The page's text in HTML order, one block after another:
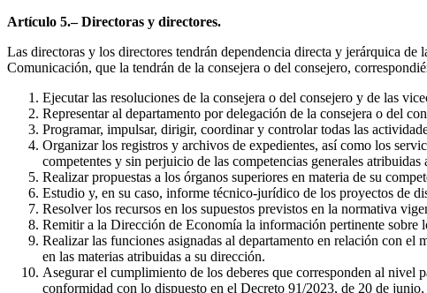
Artículo 5.– Directoras y directores.
Las directoras y los directores tendrán dependencia directa y jerárquica
Comunicación, que la tendrán de la consejera o del consejero,
Ejecutar las resoluciones de la consejera o del consejero y de las
Representar al departamento por delegación de la consejera o del
Programar, impulsar, dirigir, coordinar y controlar todas las
Organizar los registros y archivos de expedientes, así como los
competentes y sin perjuicio de las competencias generales
Realizar propuestas a los órganos superiores en materia de su
Estudio y, en su caso, informe técnico-jurídico de los proyectos de
Resolver los recursos en los supuestos previstos en la normativa
Remitir a la Dirección de Economía la información pertinente sobre
Realizar las funciones asignadas al departamento en relación con
en las materias atribuidas a su dirección.
Asegurar el cumplimiento de los deberes que corresponden al nivel
conformidad con lo dispuesto en el Decreto 91/2023, de 20 de